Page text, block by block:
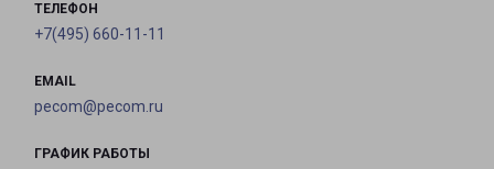
ТЕЛЕФОН
+7(495) 660-11-11
EMAIL
pecom@pecom.ru
ГРАФИК РАБОТЫ